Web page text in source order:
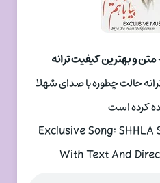
و بهترین کیفیت ترانه
حالت چطوره با صدای شهلا
کرده است
Exclusive Song: SHHLA
With Text And